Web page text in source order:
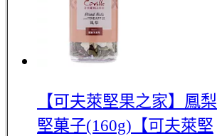
【可夫萊堅果之家】鳳梨
堅菓子(160g) 【可夫萊堅